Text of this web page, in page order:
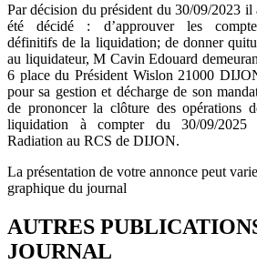
Par décision du président du 30/09/2023 il
été décidé : d’approuver les
définitifs de la liquidation; de donner
au liquidateur, M Cavin Edouard
6 place du Président Wislon 21000
pour sa gestion et décharge de son
de prononcer la clôture des opérations
liquidation à compter du 30/09/2025
Radiation au RCS de DIJON.
La présentation de votre annonce peut
graphique du journal
AUTRES
JOURNAL